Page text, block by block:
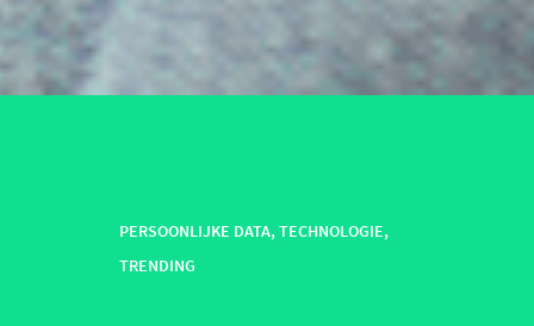
PERSOONLIJKE DATA,TECHNOLOGIE,
TRENDING